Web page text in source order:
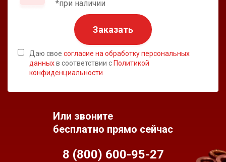
*при наличии
Заказать
Даю свое согласие на обработку персональных
данныхв соответствии с Политикой
конфиденциальности
Или звоните
бесплатно прямо сейчас
8 (800) 600-95-27